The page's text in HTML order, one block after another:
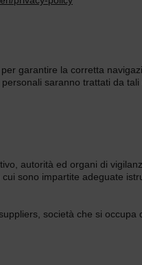
garantire la corretta
saranno trattati da
autorità ed organi di
sono impartite adeguate
società che si